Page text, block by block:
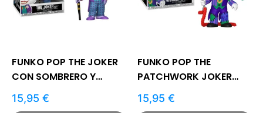
FUNKO POP THE JOKER
CON SOMBRERO Y
BASTÓN #337 | BATMAN
1989
15,95 €
FUNKO POP THE
PATCHWORK JOKER
#511 | BATMAN
15,95 €